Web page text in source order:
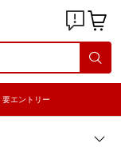
要エントリー